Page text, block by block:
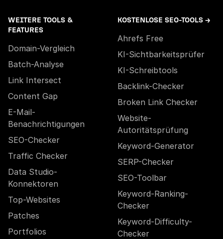
WEITERE TOOLS &
FEATURES
Domain-Vergleich
Batch-Analyse
Link Intersect
Content Gap
E-Mail-
Benachrichtigungen
SEO-Checker
Traffic Checker
Data Studio-
Konnektoren
Top-Websites
Patches
Portfolios
KOSTENLOSE SEO-TOOLS →
Ahrefs Free
KI-Sichtbarkeitsprüfer
KI-Schreibtools
Backlink-Checker
Broken Link Checker
Website-
Autoritätsprüfung
Keyword-Generator
SERP-Checker
SEO-Toolbar
Keyword-Ranking-
Checker
Keyword-Difficulty-
Checker